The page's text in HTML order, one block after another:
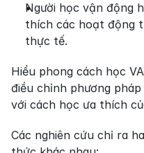
Người học vận động
thích các hoạt động
thực tế.
Hiểu phong cách học
điều chỉnh phương
với cách học ưa thích
Các nghiên cứu chỉ ra